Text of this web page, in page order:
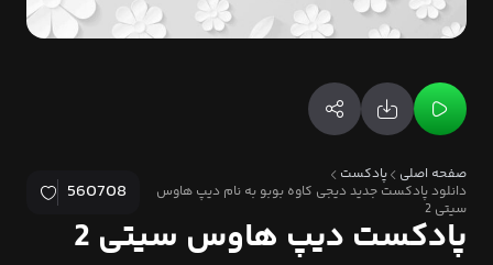
صفحه اصلی
پادکست
دانلود پادکست جدید دیجی کاوه بوبو به نام دیپ هاوس
سیتی 2
560708
پادکست دیپ هاوس سیتی 2